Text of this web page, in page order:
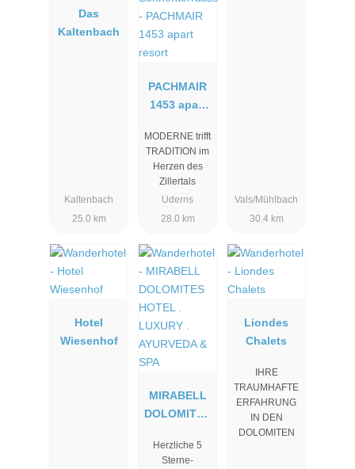
Das
Kaltenbach
Kaltenbach
25.0 km
PACHMAIR
1453 apart
MODERNE trifft
TRADITION im
Herzen des
Zillertals
Uderns
28.0 km
Vals/Mühlbach
30.4 km
Hotel
Wiesenhof
MIRABELL
DOLOMITES
LUXURY .
Herzliche 5
Sterne-
Liondes
Chalets
IHRE
TRAUMHAFTE
ERFAHRUNG
IN DEN
DOLOMITEN